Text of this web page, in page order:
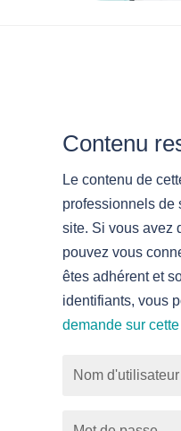
Contenu
Le contenu de
professionnels de
site. Si vous avez
pouvez vous
êtes adhérent et
identifiants, vous
demande sur